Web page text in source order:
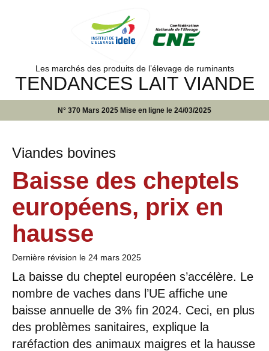
Les marchés des produits de l’élevage de ruminants
TENDANCES LAIT VIANDE
N° 370 Mars 2025 Mise en ligne le 24/03/2025
Viandes bovines
Baisse des cheptels
européens, prix en
hausse
Dernière révision le 24 mars 2025
La baisse du cheptel européen s’accélère. Le
nombre de vaches dans l’UE affiche une
baisse annuelle de 3% fin 2024. Ceci, en plus
des problèmes sanitaires, explique la
raréfaction des animaux maigres et la hausse